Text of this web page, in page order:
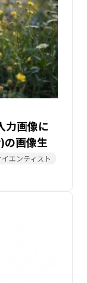
力画像に
画像生
エンティスト